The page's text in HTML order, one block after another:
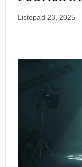
Listopad 23, 2025